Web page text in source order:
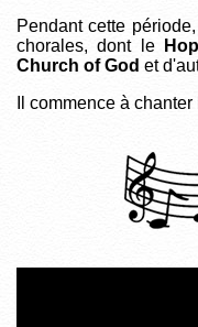
Pendant cette
chorales, dont le
Church of God et
Il commence à